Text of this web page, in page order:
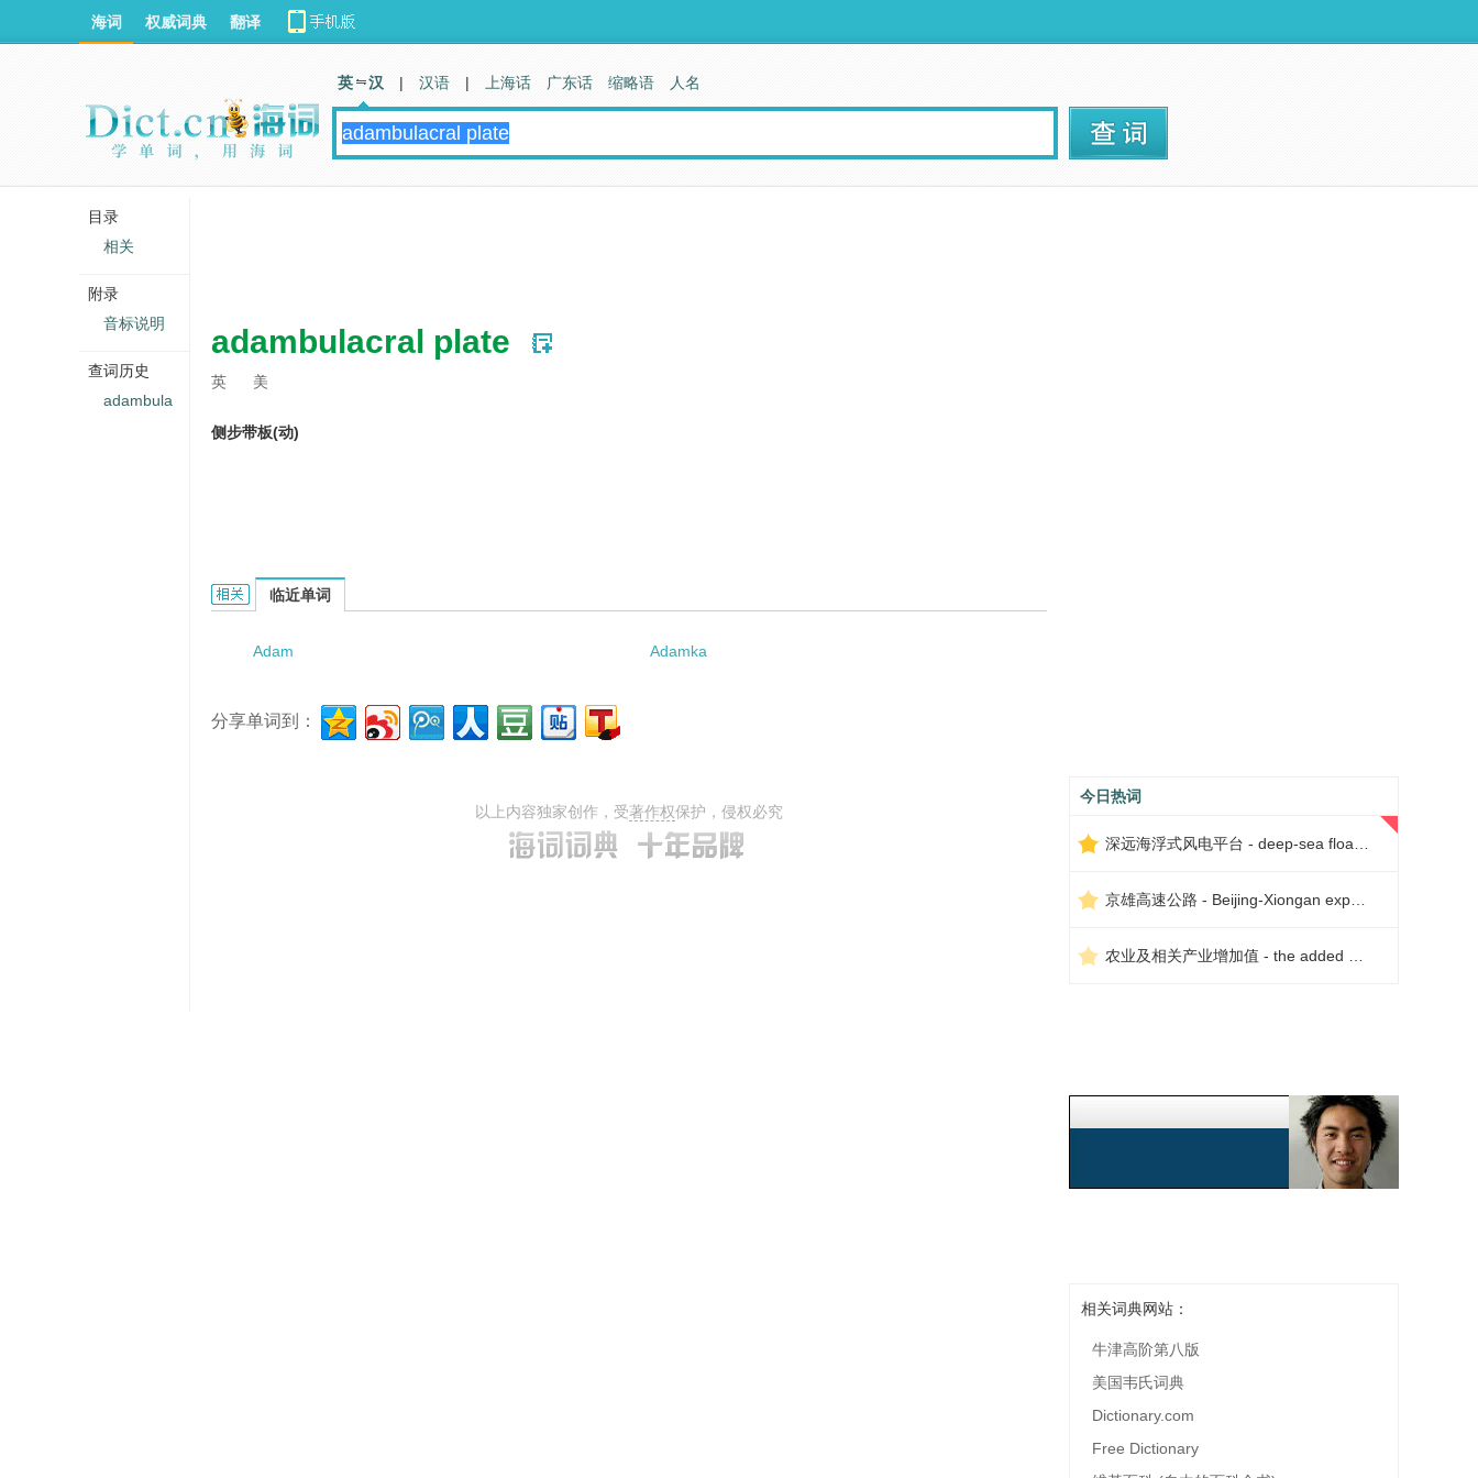
adambulacral plate
英 美
侧步带板(动)
adambulacral plate的相关资料：
临近单词
Adam Adamka
分享单词到：
以上内容独家创作，受著作权保护，侵权必究
今日热词
相关词典网站：
牛津高阶第八版
美国韦氏词典
Dictionary.com
Free Dictionary
海词 权威词典 翻译
英 汉 | 汉语 | 上海话 广东话 缩略语 人名
目录
相关
附录
音标说明
查词历史
adambula